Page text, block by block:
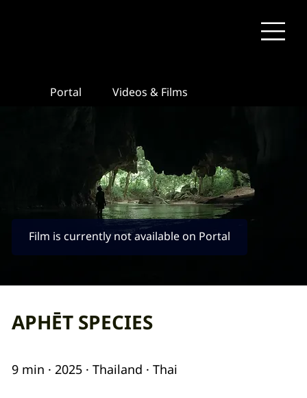
Film is currently not available on Portal
Portal Videos & Films
APHĒT SPECIES
9 min · 2025 · Thailand · Thai